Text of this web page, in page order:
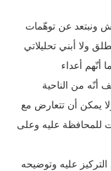
ونبتعد عن توهّمات
ولا أبني تحليلاتي
أنّهم أعداء
أنّه من الناحية
ولا يمكن أن تتعارض مع
للمحافظة عليه وعلى
عليه وتوضيحه